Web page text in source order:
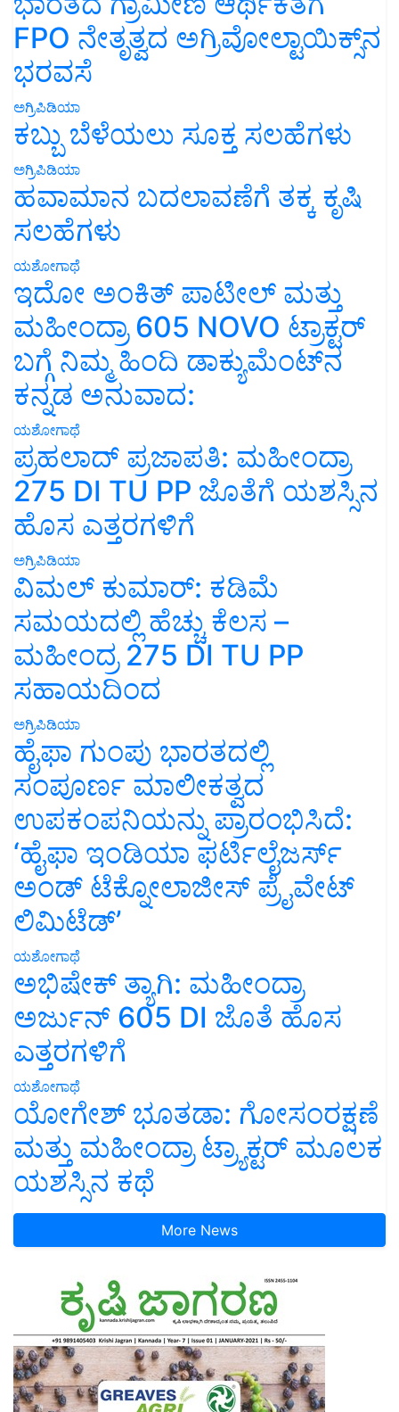
FPO ನೇತೃತ್ವದ ಅಗ್ರಿವೋಲ್ಟಾಯಿಕ್ಸ್‌ನ
ಭರವಸೆ
ಅಗ್ರಿಪಿಡಿಯಾ
ಕಬ್ಬು ಬೆಳೆಯಲು ಸೂಕ್ತ ಸಲಹೆಗಳು
ಅಗ್ರಿಪಿಡಿಯಾ
ಹವಾಮಾನ ಬದಲಾವಣೆಗೆ ತಕ್ಕ ಕೃಷಿ
ಸಲಹೆಗಳು
ಯಶೋಗಾಥೆ
ಇದೋ ಅಂಕಿತ್ ಪಾಟೀಲ್ ಮತ್ತು
ಮಹೀಂದ್ರಾ 605 NOVO ಟ್ರಾಕ್ಟರ್
ಬಗ್ಗೆ ನಿಮ್ಮ ಹಿಂದಿ ಡಾಕ್ಯುಮೆಂಟ್‌ನ
ಕನ್ನಡ ಅನುವಾದ:
ಯಶೋಗಾಥೆ
ಪ್ರಹಲಾದ್ ಪ್ರಜಾಪತಿ: ಮಹೀಂದ್ರಾ
275 DI TU PP ಜೊತೆಗೆ ಯಶಸ್ಸಿನ
ಹೊಸ ಎತ್ತರಗಳಿಗೆ
ಅಗ್ರಿಪಿಡಿಯಾ
ವಿಮಲ್ ಕುಮಾರ್: ಕಡಿಮೆ
ಸಮಯದಲ್ಲಿ ಹೆಚ್ಚು ಕೆಲಸ –
ಮಹೀಂದ್ರ 275 DI TU PP
ಸಹಾಯದಿಂದ
ಅಗ್ರಿಪಿಡಿಯಾ
ಹೈಫಾ ಗುಂಪು ಭಾರತದಲ್ಲಿ
ಸಂಪೂರ್ಣ ಮಾಲೀಕತ್ವದ
ಉಪಕಂಪನಿಯನ್ನು ಪ್ರಾರಂಭಿಸಿದೆ:
‘ಹೈಫಾ ಇಂಡಿಯಾ ಫರ್ಟಿಲೈಜರ್ಸ್
ಅಂಡ್ ಟೆಕ್ನೋಲಾಜೀಸ್ ಪ್ರೈವೇಟ್
ಲಿಮಿಟೆಡ್’
ಯಶೋಗಾಥೆ
ಅಭಿಷೇಕ್ ತ್ಯಾಗಿ: ಮಹೀಂದ್ರಾ
ಅರ್ಜುನ್ 605 DI ಜೊತೆ ಹೊಸ
ಎತ್ತರಗಳಿಗೆ
ಯಶೋಗಾಥೆ
ಯೋಗೇಶ್ ಭೂತಡಾ: ಗೋಸಂರಕ್ಷಣೆ
ಮತ್ತು ಮಹೀಂದ್ರಾ ಟ್ರ್ಯಾಕ್ಟರ್ ಮೂಲಕ
ಯಶಸ್ಸಿನ ಕಥೆ
More News